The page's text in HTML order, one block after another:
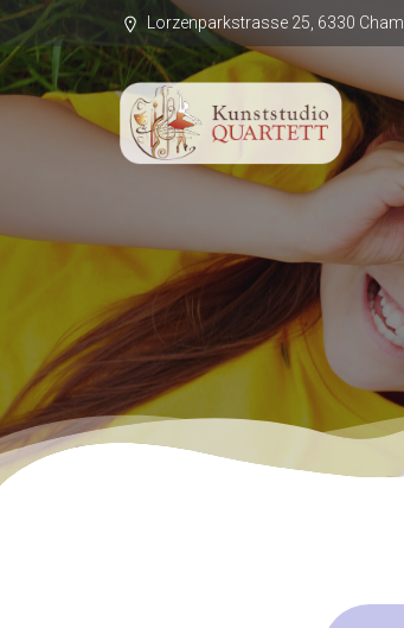
Lorzenparkstrasse 25, 6330 Cham